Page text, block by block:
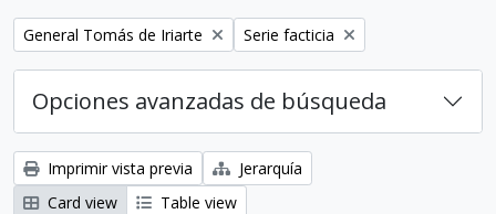
Remove filter:
General Tomás de Iriarte Remove filter:
Serie facticia
Opciones avanzadas de búsqueda
Imprimir vista previa
Jerarquía
Card view
Table view